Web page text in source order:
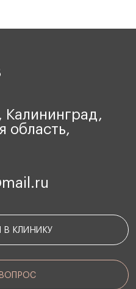
Калининград,
область,
В КЛИНИКУ